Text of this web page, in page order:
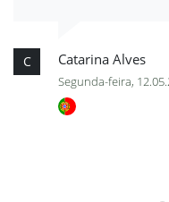
C Catarina Alves
Segunda-feira,